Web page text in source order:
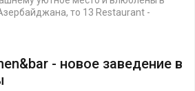
то 13 Restaurant -
- новое заведение в